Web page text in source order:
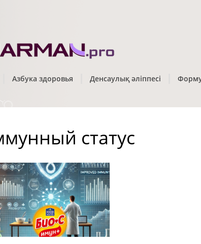
Азбука здоровья Денсаулық әліппесі
статус